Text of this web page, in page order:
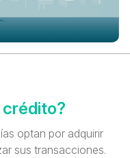
crédito?
optan por adquirir
sus transacciones.